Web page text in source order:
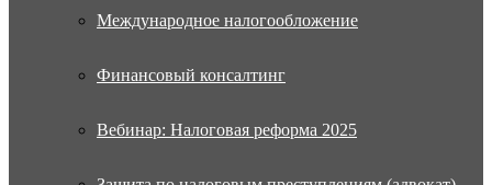
Международное налогообложение
Финансовый консалтинг
Вебинар: Налоговая реформа 2025